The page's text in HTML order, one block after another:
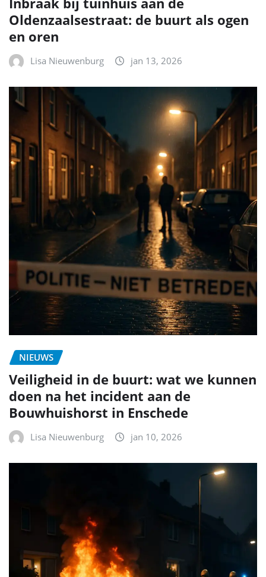
Oldenzaalsestraat: de buurt als ogen
en oren
Lisa Nieuwenburg jan 13, 2026
NIEUWS
Veiligheid in de buurt: wat we kunnen
doen na het incident aan de
Bouwhuishorst in Enschede
Lisa Nieuwenburg jan 10, 2026